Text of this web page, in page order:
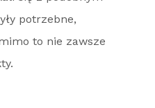
potrzebne,
to nie zawsze